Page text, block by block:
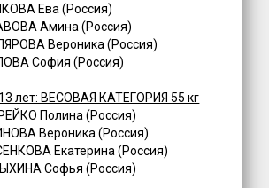
Ева (Россия)
Амина (Россия)
Вероника (Россия)
София (Россия)
лет: ВЕСОВАЯ КАТЕГОРИЯ 55 кг
Полина (Россия)
Вероника (Россия)
Екатерина (Россия)
Софья (Россия)